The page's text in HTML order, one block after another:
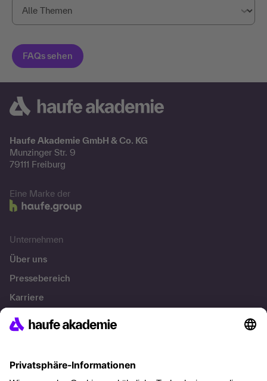
Haufe Akademie GmbH & Co. KG
Munzinger Str. 9
79111 Freiburg
Eine Marke der
Unternehmen
Über uns
Pressebereich
Karriere
Referenzen